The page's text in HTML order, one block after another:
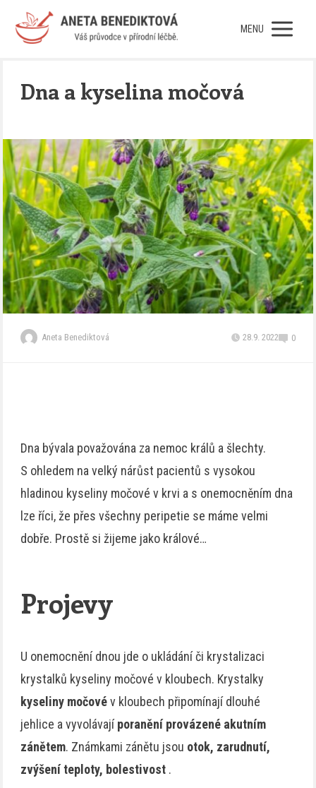
MENU
Dna a kyselina močová
Aneta Benediktová 28.9. 2022 0
Dna bývala považována za nemoc králů a šlechty.
S ohledem na velký nárůst pacientů s vysokou
hladinou kyseliny močové v krvi a s onemocněním dna
lze říci, že přes všechny peripetie se máme velmi
dobře. Prostě si žijeme jako králové…
Projevy
U onemocnění dnou jde o ukládání či krystalizaci
krystalků kyseliny močové v kloubech. Krystalky
kyseliny močovév kloubech připomínají dlouhé
jehlice a vyvolávajíporanění provázené akutním
zánětem. Známkami zánětu jsou otok, zarudnutí,
zvýšení teploty, bolestivost .